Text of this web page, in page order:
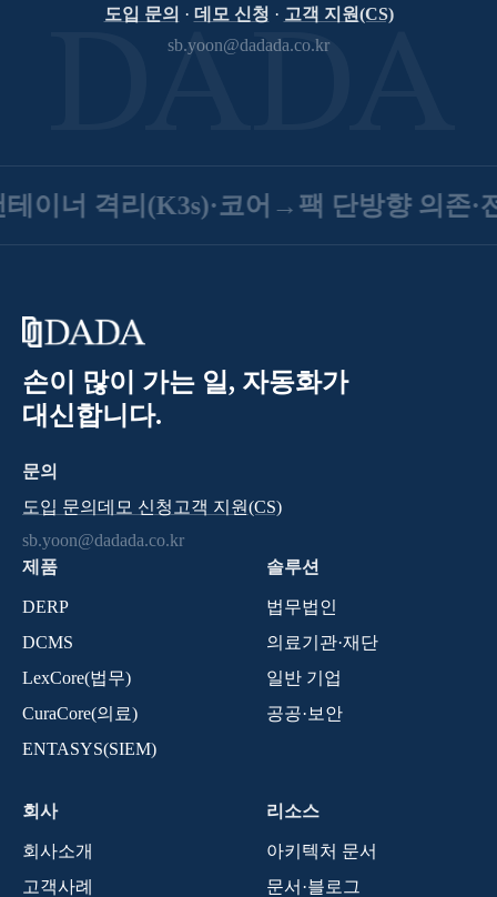
DADA
도입 문의 · 데모 신청 · 고객 지원(CS)
sb.yoon@dadada.co.kr
이너 격리(K3s)·코어→팩 단방향 의존·전
손이 많이 가는 일, 자동화가
대신합니다.
문의
도입 문의 데모 신청 고객 지원(CS)
sb.yoon@dadada.co.kr
제품
DERP
DCMS
LexCore(법무)
CuraCore(의료)
ENTASYS(SIEM)
솔루션
법무법인
의료기관·재단
일반 기업
공공·보안
회사
회사소개
고객사례
리소스
아키텍처 문서
문서·블로그